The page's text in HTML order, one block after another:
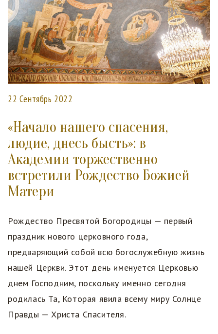
22 Сентябрь 2022
«Начало нашего спасения,
людие, днесь бысть»: в
Академии торжественно
встретили Рождество Божией
Матери
Рождество Пресвятой Богородицы — первый
праздник нового церковного года,
предваряющий собой всю богослужебную жизнь
нашей Церкви. Этот день именуется Церковью
днем Господним, поскольку именно сегодня
родилась Та, Которая явила всему миру Солнце
Правды — Христа Спасителя.